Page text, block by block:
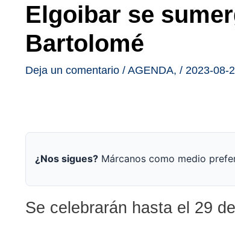
Elgoibar se
Bartolomé
Deja un comentario / AGENDA, / 2023-08-
¿Nos sigues? Márcanos como medio
Se celebrarán hasta el 29